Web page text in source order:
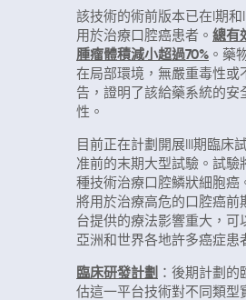
該技術的術前版本已在I期和
用於治療口腔癌患者。 總有
腫瘤體積減小超過70% 。藥
在局部環境，無嚴重毒性或
告，證明了該給藥系統的安
性。
目前正在計劃開展III期臨床
准前的末期大型試驗。試驗
種技術治療口腔鱗狀細胞癌
將用於治療高危的口腔癌前
台提供的療法影響重大，可
亞洲和世界各地許多癌症患
臨床研發計劃 ：後期計劃
估這一平台技術對不同類型